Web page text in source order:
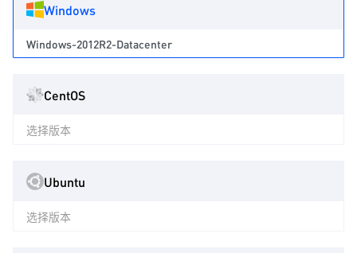
Windows
Windows-2012R2-Datacenter
CentOS
选择版本
Ubuntu
选择版本